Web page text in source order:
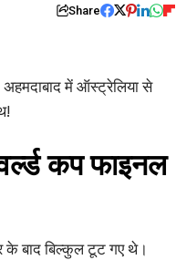
Share
में ऑस्ट्रेलिया से
कप फाइनल
के बाद बिल्कुल टूट गए थे।